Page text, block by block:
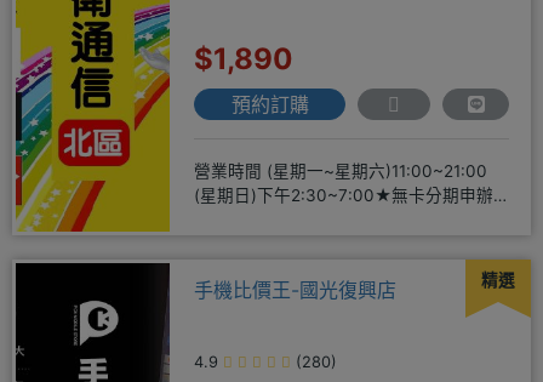
$1,890
預約訂購
營業時間 (星期一~星期六)11:00~21:00
(星期日)下午2:30~7:00★無卡分期申辦
精選
手機比價王-國光復興店
4.9
(280)